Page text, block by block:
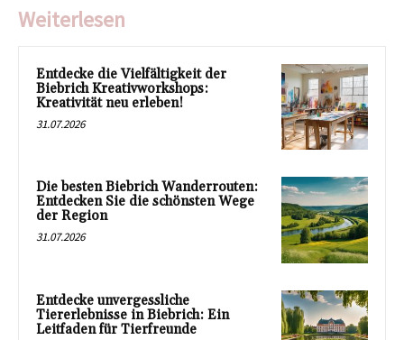
Weiterlesen
Entdecke die Vielfältigkeit der
Biebrich Kreativworkshops:
Kreativität neu erleben!
31.07.2026
Die besten Biebrich Wanderrouten:
Entdecken Sie die schönsten Wege
der Region
31.07.2026
Entdecke unvergessliche
Tiererlebnisse in Biebrich: Ein
Leitfaden für Tierfreunde